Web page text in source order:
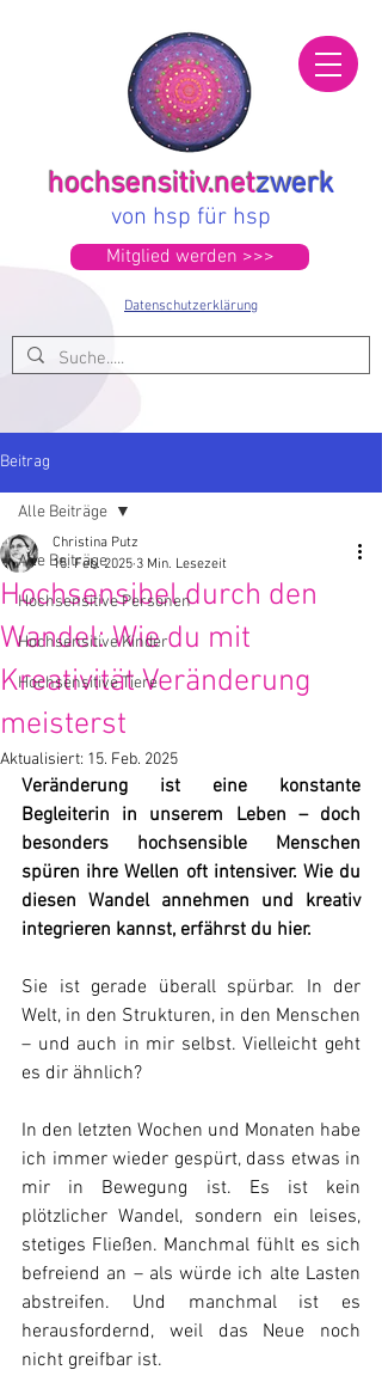
hochsensitiv.netzwerk
von hsp für hsp
Datenschutzerklärung
Mitglied werden >>>
Beitrag
Alle Beiträge
Hochsensitive Personen
Hochsensitive Kinder
Hochsensitive Tiere
Alle Beiträge
Hochsensibel durch den
Wandel: Wie du mit
Kreativität Veränderung
meisterst
Christina Putz
15. Feb. 2025 3 Min. Lesezeit
Aktualisiert: 15. Feb. 2025
Veränderung ist eine konstante
Begleiterin in unserem Leben – doch
besonders hochsensible Menschen
spüren ihre Wellen oft intensiver. Wie du
diesen Wandel annehmen und kreativ
integrieren kannst, erfährst du hier.
Sie ist gerade überall spürbar. In der
Welt, in den Strukturen, in den Menschen
– und auch in mir selbst. Vielleicht geht
es dir ähnlich?
In den letzten Wochen und Monaten habe
ich immer wieder gespürt, dass etwas in
mir in Bewegung ist. Es ist kein
plötzlicher Wandel, sondern ein leises,
stetiges Fließen. Manchmal fühlt es sich
befreiend an – als würde ich alte Lasten
abstreifen. Und manchmal ist es
herausfordernd, weil das Neue noch
nicht greifbar ist.